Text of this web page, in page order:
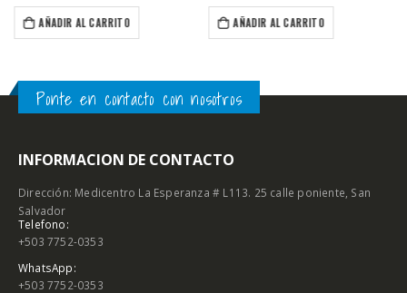
AÑADIR AL CARRITO AÑADIR AL CARRITO
Ponte en contacto con nosotros
INFORMACION DE CONTACTO
Dirección: Medicentro La Esperanza # L113. 25 calle poniente, San
Salvador
Telefono:
+503 7752-0353
WhatsApp:
+503 7752-0353